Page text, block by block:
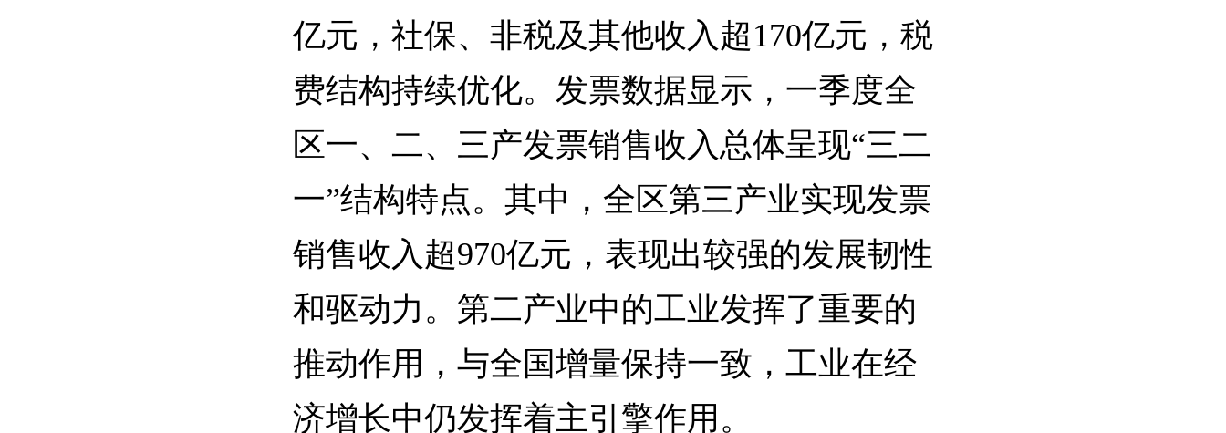
亿元，社保、非税及其他收入超170亿元，税
费结构持续优化。发票数据显示，一季度全
区一、二、三产发票销售收入总体呈现“三二
一”结构特点。其中，全区第三产业实现发票
销售收入超970亿元，表现出较强的发展韧性
和驱动力。第二产业中的工业发挥了重要的
推动作用，与全国增量保持一致，工业在经
济增长中仍发挥着主引擎作用。